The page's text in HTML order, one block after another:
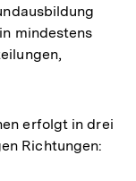
mindestens
erfolgt in drei
Richtungen: